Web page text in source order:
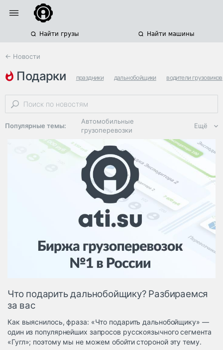
Найти грузы Найти машины
← Новости
подарки праздники дальнобойщики водители грузовиков
Популярные темы:
Автомобильные
грузоперевозки
Региональная
логистика
ЭДО, ИТ в
логистике
Дороги,
инфраструктура
Логистика, грузы
Негабаритные и
опасные грузы
Безопасность и
Таможня и ВЭД
грузовые
терминалы
Коммерческий
Ещё
Что подарить дальнобойщику? Разбираемся
за вас
Как выяснилось, фраза: «Что подарить дальнобойщику» —
один из популярнейших запросов русскоязычного сегмента
«Гугл»; поэтому мы не можем обойти стороной эту тему.